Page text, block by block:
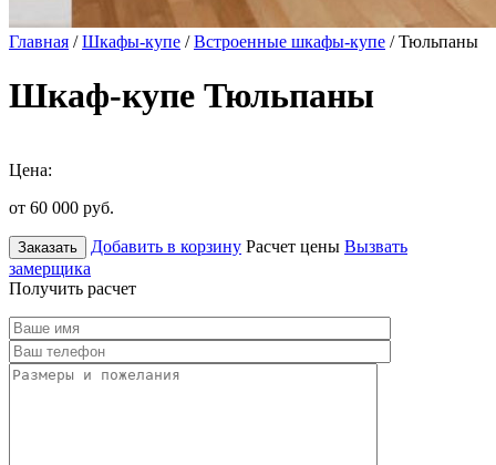
Главная /Шкафы-купе /Встроенные шкафы-купе / Тюльпаны
Шкаф-купе Тюльпаны
Цена:
от 60 000 руб.
Заказать Добавить в корзину Расчет цены Вызвать
замерщика
Получить расчет